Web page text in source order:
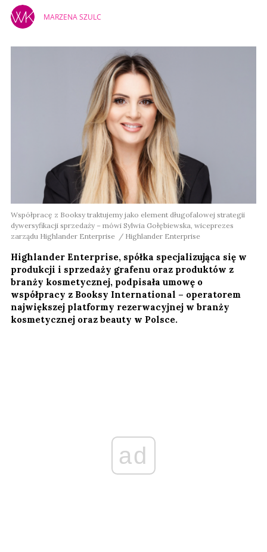
MARZENA SZULC
Współpracę z Booksy traktujemy jako element długofalowej strategii
dywersyfikacji sprzedaży – mówi Sylwia Gołębiewska, wiceprezes
zarządu Highlander Enterprise / Highlander Enterprise
Highlander Enterprise, spółka specjalizująca się w
produkcji i sprzedaży grafenu oraz produktów z
branży kosmetycznej, podpisała umowę o
współpracy z Booksy International – operatorem
największej platformy rezerwacyjnej w branży
kosmetycznej oraz beauty w Polsce.
ad